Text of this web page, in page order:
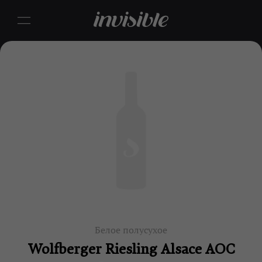
Белое полусухое
Wolfberger Riesling Alsace AOC